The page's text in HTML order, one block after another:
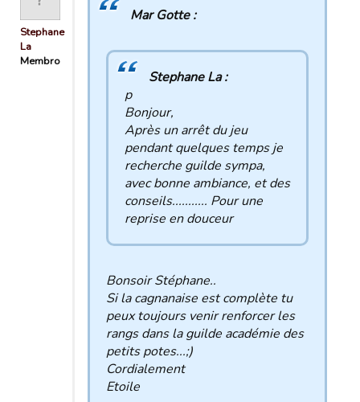
Stephane
La
Membro
Mar Gotte :
Stephane La :
p
Bonjour,
Après un arrêt du jeu
pendant quelques temps je
recherche guilde sympa,
avec bonne ambiance, et des
conseils........... Pour une
reprise en douceur
Bonsoir Stéphane..
Si la cagnanaise est complète tu
peux toujours venir renforcer les
rangs dans la guilde académie des
petits potes...;)
Cordialement
Etoile